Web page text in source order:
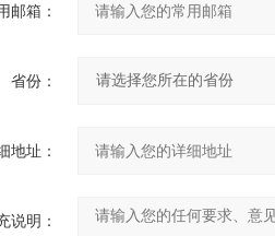
邮箱：
省份：
地址：
说明：